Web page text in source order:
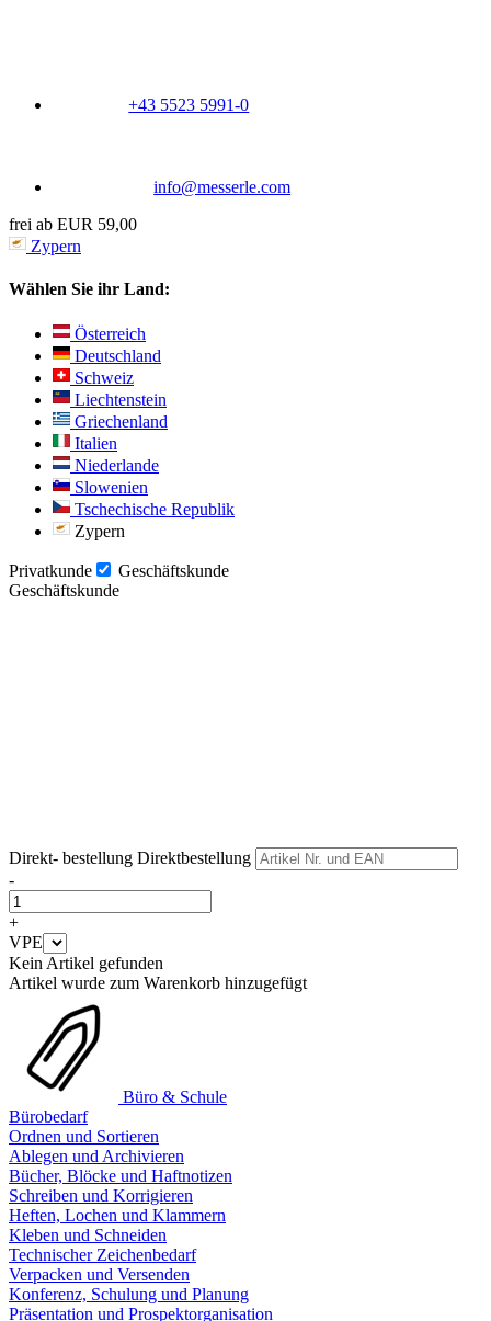
+43 5523 5991-0
info@messerle.com
frei ab EUR 59,00
Zypern
Wählen Sie ihr Land:
Österreich
Deutschland
Schweiz
Liechtenstein
Griechenland
Italien
Niederlande
Slowenien
Tschechische Republik
Zypern
Privatkunde
Geschäftskunde
Geschäftskunde
Direkt- bestellung Direktbestellung
-
+
VPE
Kein Artikel gefunden
Artikel wurde zum Warenkorb hinzugefügt
Büro & Schule
Bürobedarf
Ordnen und Sortieren
Ablegen und Archivieren
Bücher, Blöcke und Haftnotizen
Schreiben und Korrigieren
Heften, Lochen und Klammern
Kleben und Schneiden
Technischer Zeichenbedarf
Verpacken und Versenden
Konferenz, Schulung und Planung
Präsentation und Prospektorganisation